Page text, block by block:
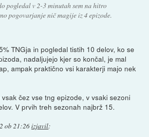
pogledal v 2-3 minutah sem na hitro
pogovarjanje nič magije iz 4 epizode.
TNGja in pogledal tistih 10 delov, ko se
nadaljujejo kjer so končal, je mal
ampak praktično vsi karakterji majo nek
čez vse tng epizode, v vsaki sezoni
V prvih treh sezonah najbrž 15.
ob 21:26izjavil: